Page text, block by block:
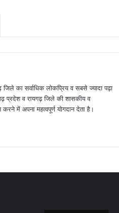
का सर्वाधिक लोकप्रिय व सबसे ज्यादा पढ़ा
प्रदेश व रायगढ़ जिले की शासकीय व
में अपना महत्वपूर्ण योगदान देता है।